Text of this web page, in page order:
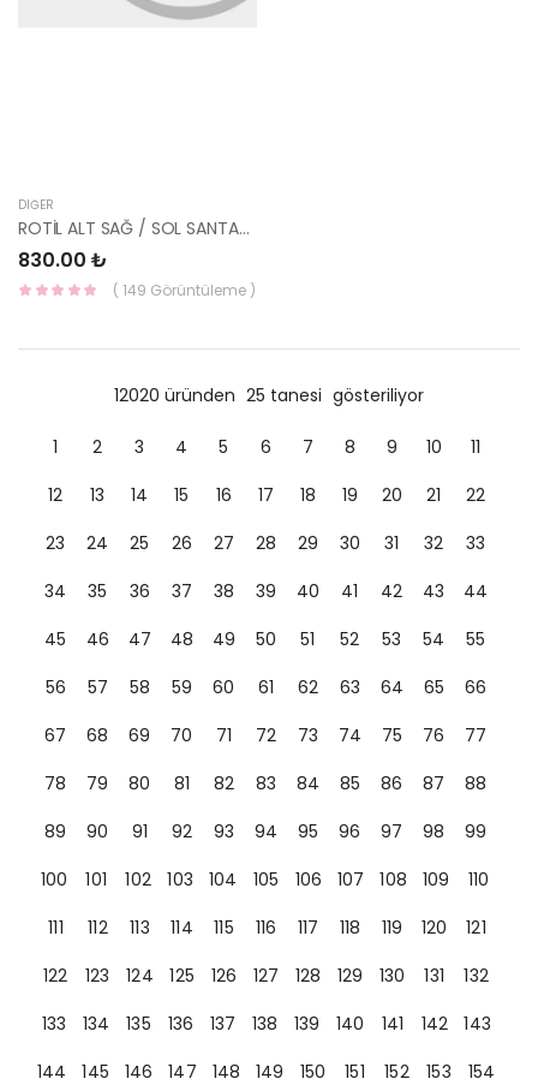
DIĞER
ROTİL ALT SAĞ / SOL SANTAFE 01-06 04978-1 545033BA00 54503-3BA00-YS
830.00 ₺
( 149 Görüntüleme )
12020 üründen 25 tanesi gösteriliyor
1 2 3 4 5 6 7 8 9 10
11
12
13 14 15 16 17 18 19 20 21
22
23
24 25 26 27 28 29 30 31 32
33
34
35 36 37 38 39 40 41 42 43
44
45
46 47 48 49 50 51 52 53 54
55
56
57 58 59 60 61 62 63 64 65
66
67
68 69 70 71 72 73 74 75 76
77
78
79 80 81 82 83 84 85 86 87
88
89
90 91 92 93 94 95 96 97 98
99
100
101 102 103 104 105 106 107 108 109
110
111
112 113 114 115 116 117 118 119 120
121
122
123 124 125 126 127 128 129 130 131
132
133
134 135 136 137 138 139 140 141 142
143
144
145 146 147 148 149 150 151 152 153
154